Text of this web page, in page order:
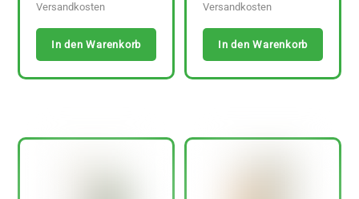
Versandkosten
In den Warenkorb
Versandkosten
In den Warenkorb